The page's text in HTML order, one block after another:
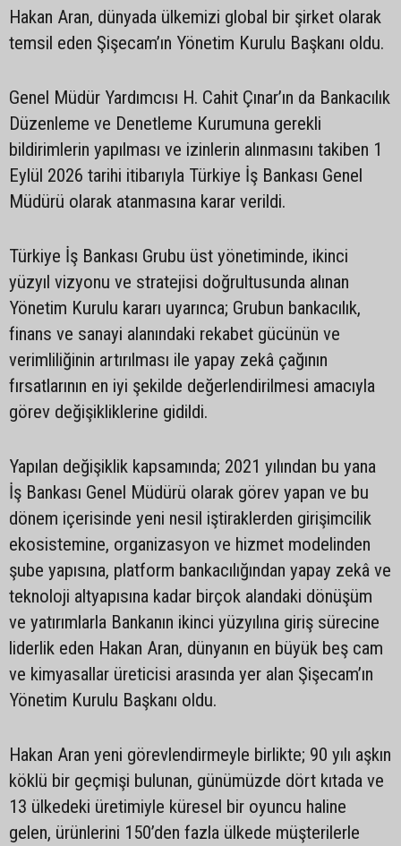
Hakan Aran, dünyada ülkemizi global bir şirket olarak
temsil eden Şişecam’ın Yönetim Kurulu Başkanı oldu.
Genel Müdür Yardımcısı H. Cahit Çınar’ın da Bankacılık
Düzenleme ve Denetleme Kurumuna gerekli
bildirimlerin yapılması ve izinlerin alınmasını takiben 1
Eylül 2026 tarihi itibarıyla Türkiye İş Bankası Genel
Müdürü olarak atanmasına karar verildi.
Türkiye İş Bankası Grubu üst yönetiminde, ikinci
yüzyıl vizyonu ve stratejisi doğrultusunda alınan
Yönetim Kurulu kararı uyarınca; Grubun bankacılık,
finans ve sanayi alanındaki rekabet gücünün ve
verimliliğinin artırılması ile yapay zekâ çağının
fırsatlarının en iyi şekilde değerlendirilmesi amacıyla
görev değişikliklerine gidildi.
Yapılan değişiklik kapsamında; 2021 yılından bu yana
İş Bankası Genel Müdürü olarak görev yapan ve bu
dönem içerisinde yeni nesil iştiraklerden girişimcilik
ekosistemine, organizasyon ve hizmet modelinden
şube yapısına, platform bankacılığından yapay zekâ ve
teknoloji altyapısına kadar birçok alandaki dönüşüm
ve yatırımlarla Bankanın ikinci yüzyılına giriş sürecine
liderlik eden Hakan Aran, dünyanın en büyük beş cam
ve kimyasallar üreticisi arasında yer alan Şişecam’ın
Yönetim Kurulu Başkanı oldu.
Hakan Aran yeni görevlendirmeyle birlikte; 90 yılı aşkın
köklü bir geçmişi bulunan, günümüzde dört kıtada ve
13 ülkedeki üretimiyle küresel bir oyuncu haline
gelen, ürünlerini 150’den fazla ülkede müşterilerle